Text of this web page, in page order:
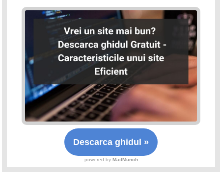
- Servicii de optimizare a ratei de conversie pentru imbunatatirea
campaniilor publicitare
- Consultanta si asistenta pe zona de marketing si promovare
Principalele cursuri oferite sunt:
- Curs general de Marketing Online (sales funnel)
- Curs optimizare SEO - un curs destinat in principal celor care
administreaza sau realizeaza site-uri
- Curs jurnalism SEO - un curs destinat in principal celor care
redacteaza continut online
- Curs de administrare campanii publicitare pe Facebook
- Curs de administrare campanii publicitare prin Google Ads
- Curs de Blogging